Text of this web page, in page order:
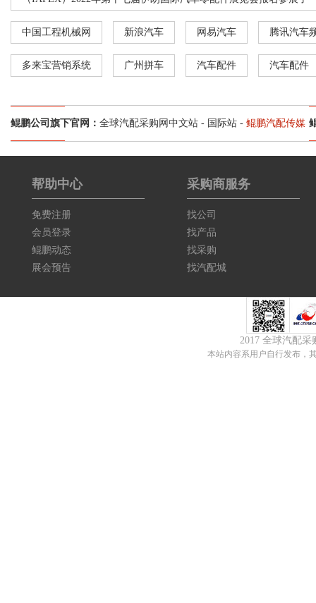
中国工程机械网 新浪汽车 网易汽车 腾讯汽车
多来宝营销系统 广州拼车 汽车配件 汽车配件
鲲鹏公司旗下官网： 全球汽配采购网中文站 - 国际站 - 鲲鹏汽配传媒
帮助中心
免费注册
会员登录
鲲鹏动态
展会预告
采购商服务
找公司
找产品
找采购
找汽配城
2017 全球汽配
本站内容系用户自行发布，